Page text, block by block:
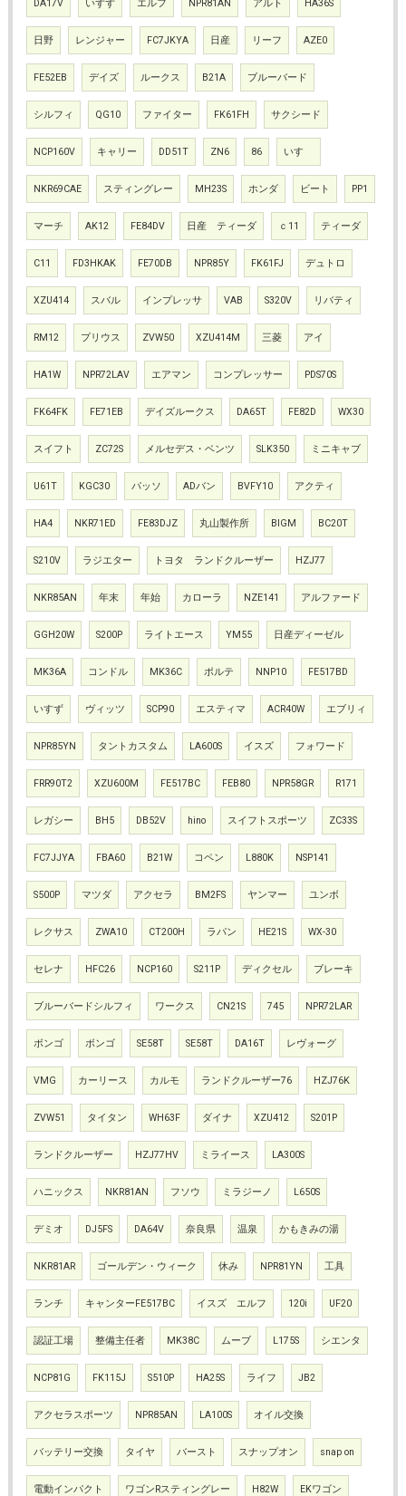
DA17V いずず エルフ NPR81AN アルト HA36S
日野 レンジャー FC7JKYA 日産 リーフ AZE0
FE52EB デイズ ルークス B21A ブルーバード
シルフィ QG10 ファイター FK61FH サクシード
NCP160V キャリー DD51T ZN6 86 いすゞ
NKR69CAE スティングレー MH23S ホンダ ビート PP1
マーチ AK12 FE84DV 日産 ティーダ ｃ11 ティーダ
C11 FD3HKAK FE70DB NPR85Y FK61FJ デュトロ
XZU414 スバル インプレッサ VAB S320V リバティ
RM12 プリウス ZVW50 XZU414M 三菱 アイ
HA1W NPR72LAV エアマン コンプレッサー PDS70S
FK64FK FE71EB デイズルークス DA65T FE82D WX30
スイフト ZC72S メルセデス・ベンツ SLK350 ミニキャブ
U61T KGC30 パッソ ADバン BVFY10 アクティ
HA4 NKR71ED FE83DJZ 丸山製作所 BIGM BC20T
S210V ラジエター トヨタ ランドクルーザー HZJ77
NKR85AN 年末 年始 カローラ NZE141 アルファード
GGH20W S200P ライトエース YM55 日産ディーゼル
MK36A コンドル MK36C ポルテ NNP10 FE517BD
いすず ヴィッツ SCP90 エスティマ ACR40W エブリィ
NPR85YN タントカスタム LA600S イスズ フォワード
FRR90T2 XZU600M FE517BC FEB80 NPR58GR R171
レガシー BH5 DB52V hino スイフトスポーツ ZC33S
FC7JJYA FBA60 B21W コペン L880K NSP141
S500P マツダ アクセラ BM2FS ヤンマー ユンボ
レクサス ZWA10 CT200H ラパン HE21S WX-30
セレナ HFC26 NCP160 S211P ディクセル ブレーキ
ブルーバードシルフィ ワークス CN21S 745 NPR72LAR
ボンゴ ボンゴ SE58T SE58T DA16T レヴォーグ
VMG カーリース カルモ ランドクルーザー76 HZJ76K
ZVW51 タイタン WH63F ダイナ XZU412 S201P
ランドクルーザー HZJ77HV ミライース LA300S
ハニックス NKR81AN フソウ ミラジーノ L650S
デミオ DJ5FS DA64V 奈良県 温泉 かもきみの湯
NKR81AR ゴールデン・ウィーク 休み NPR81YN 工具
ランチ キャンターFE517BC イスズ エルフ 120i UF20
認証工場 整備主任者 MK38C ムーブ L175S シエンタ
NCP81G FK115J S510P HA25S ライフ JB2
アクセラスポーツ NPR85AN LA100S オイル交換
バッテリー交換 タイヤ バースト スナップオン snap on
電動インパクト ワゴンRスティングレー H82W EKワゴン